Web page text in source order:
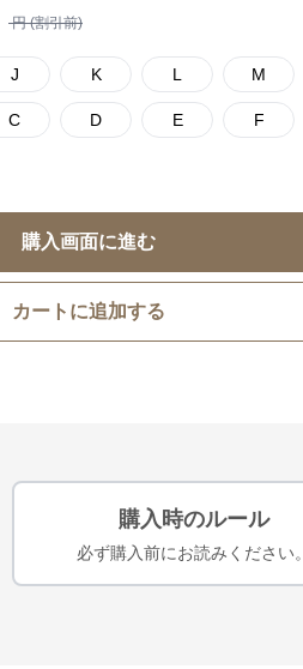
円 (割引前)
J K L M
C D E F
購入画面に進む
カートに追加する
購入時のルール
必ず購入前にお読みください。